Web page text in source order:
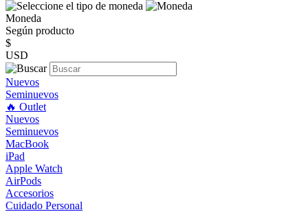
Moneda
Según producto
$
USD
Nuevos
Seminuevos
🔥 Outlet
Nuevos
Seminuevos
MacBook
iPad
Apple Watch
AirPods
Accesorios
Cuidado Personal